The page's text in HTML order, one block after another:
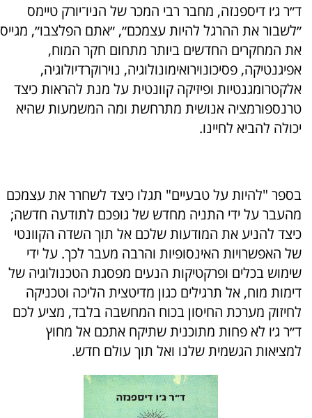
ד״ר ג׳ו דיספנזה, מחבר רבי המכר של הניו־יורק טיימס
״לשבור את ההרגל להיות עצמכם״, ״אתם הפלצבו״, מגייס
את המחקרים החדשים ביותר מתחום חקר המוח,
אפיגנטיקה, פסיכונוירואימונולוגיה, נוירוקרדיולוגיה,
אלקטרומגנטיות ופיזיקה קוונטית על מנת להראות כיצד
טרנספורמציה אנושית מתרחשת ומה המשמעות שהיא
יכולה להביא לחיינו.
בספר "להיות על טבעיים" תגלו כיצד לשחרר את עצמכם
מהעבר על ידי התניה מחדש של גופכם לתודעה חדשה;
כיצד להניע את המודעות שלכם אל תוך השדה הקוונטי
של האפשרויות האינסופיות והרבה מעבר לכך. על ידי
שימוש בכלים ופרקטיקות הנעים מפסגת הטכנולוגיה של
דימות מוח, אל תרגילים כגון מדיטצית הליכה וטכניקה
לחיזוק מערכת החיסון בכוח המחשבה בלבד, מציע לכם
ד״ר ג׳ו לא פחות מתוכנית שתיקח אתכם אל מחוץ
למציאות הגשמית שלנו ואל תוך עולם חדש.